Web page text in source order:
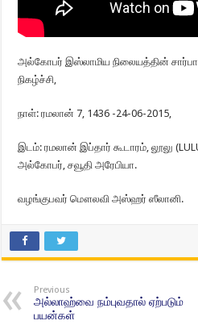
அல்கோபர் இஸ்லாமிய நிலையத்தின்
நிகழ்ச்சி,
நாள்: ரமலான் 7, 1436 -24-06-2015,
இடம்: ரமலான் இப்தார் கூடாரம், லூலு
அல்கோபர், சவூதி அரேபியா.
வழங்குபவர் மௌலவி அஸ்ஹர் ஸீலானி.
Previous
அல்லாஹ்வை நம்புவதால் ஏற்படும்
பயன்கள்